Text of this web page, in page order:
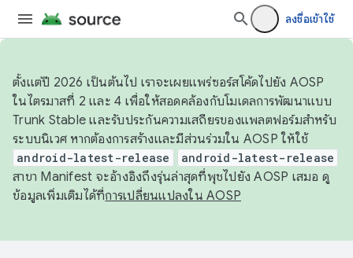
ลงชื่อเข้าใช้
ตั้งแต่ปี 2026 เป็นต้นไป เราจะเผยแพร่ซอร์สโค้ดไปยัง AOSP
ในไตรมาสที่ 2 และ 4 เพื่อให้สอดคล้องกับโมเดลการพัฒนาแบบ
Trunk Stable และรับประกันความเสถียรของแพลตฟอร์มสำหรับ
ระบบนิเวศ หากต้องการสร้างและมีส่วนร่วมใน AOSP ให้ใช้
android-latest-release android-latest-release
สาขา Manifest จะอ้างอิงถึงรุ่นล่าสุดที่พุชไปยัง AOSP เสมอ ดู
ข้อมูลเพิ่มเติมได้ที่การเปลี่ยนแปลงใน AOSP